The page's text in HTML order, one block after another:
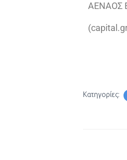
ΑΕΝΑΟΣ
Κατηγορίες: